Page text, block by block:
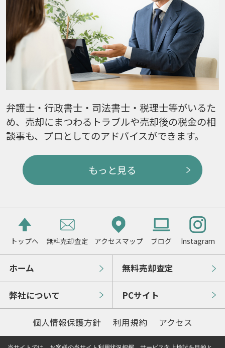
弁護士・行政書士・司法書士・税理士等がいるた
め、売却にまつわるトラブルや売却後の税金の相
談事も、プロとしてのアドバイスができます。
もっと見る
トップへ 無料売却査定 アクセスマップ ブログ Instagram
ホーム 無料売却査定
弊社について PCサイト
個人情報保護方針 利用規約 アクセス